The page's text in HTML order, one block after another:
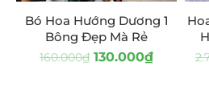
Bó Hoa Hướng Dương 1
Bông Đẹp Mà Rẻ
160.000₫ 130.000₫